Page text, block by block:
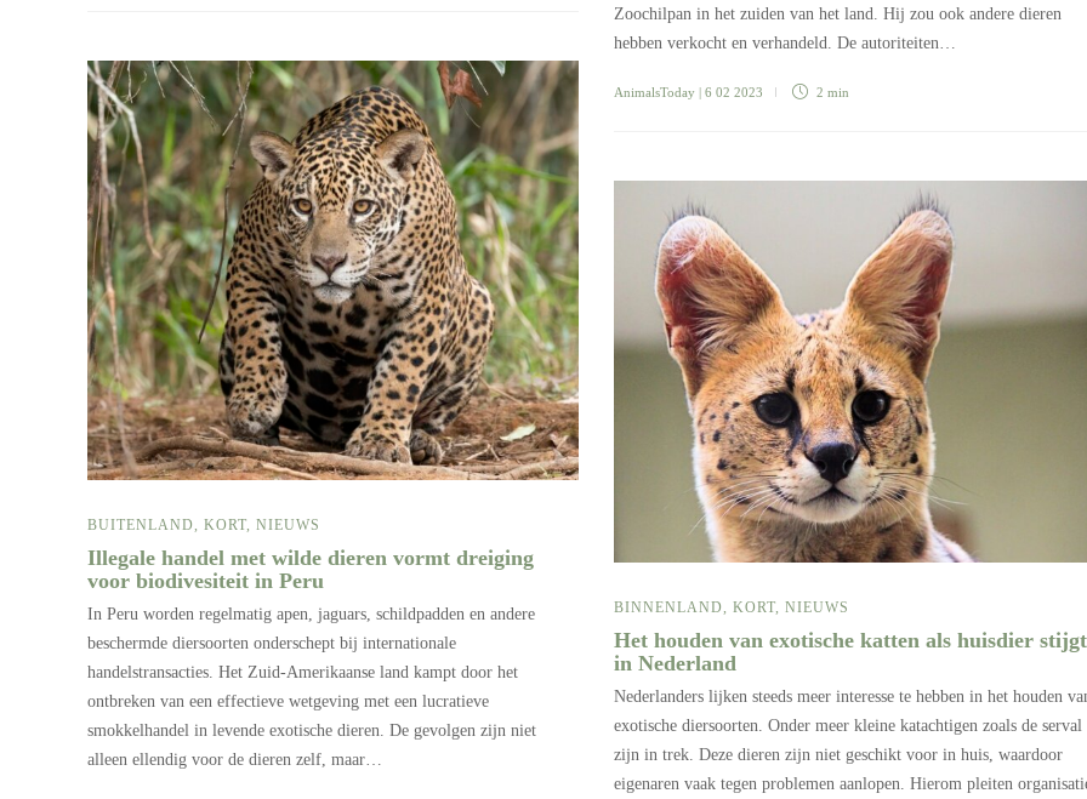
Zoochilpan in het zuiden van het land. Hij zou ook andere dieren
hebben verkocht en verhandeld. De autoriteiten…
AnimalsToday | 6 02 2023 2 min
BUITENLAND KORT NIEUWS
Illegale handel met wilde dieren vormt dreiging
voor biodivesiteit in Peru
In Peru worden regelmatig apen, jaguars, schildpadden en andere
beschermde diersoorten onderschept bij internationale
handelstransacties. Het Zuid-Amerikaanse land kampt door het
ontbreken van een effectieve wetgeving met een lucratieve
smokkelhandel in levende exotische dieren. De gevolgen zijn niet
alleen ellendig voor de dieren zelf, maar…
BINNENLAND, KORT, NIEUWS
Het houden van exotische katten als huisdier stijgt
in Nederland
Nederlanders lijken steeds meer interesse te hebben in het houden
exotische diersoorten. Onder meer kleine katachtigen zoals de serval
zijn in trek. Deze dieren zijn niet geschikt voor in huis, waardoor
eigenaren vaak tegen problemen aanlopen. Hierom pleiten